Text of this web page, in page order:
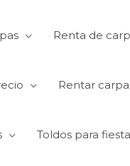
Renta de
Rentar
Toldos para